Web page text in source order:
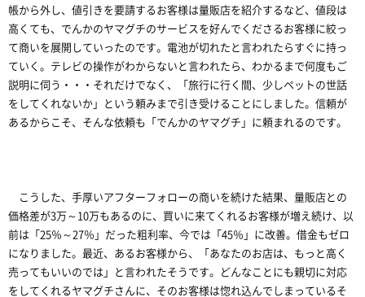
帳から外し、値引きを要請するお客様は量販店を紹介するなど、値段は
高くても、でんかのヤマグチのサービスを好んでくださるお客様に絞っ
て商いを展開していったのです。電池が切れたと言われたらすぐに持っ
ていく。テレビの操作がわからないと言われたら、わかるまで何度もご
説明に伺う・・・それだけでなく、「旅行に行く間、少しペットの世話
をしてくれないか」という頼みまで引き受けることにしました。信頼が
あるからこそ、そんな依頼も「でんかのヤマグチ」に頼まれるのです。
こうした、手厚いアフターフォローの商いを続けた結果、量販店との
価格差が3万～10万もあるのに、買いに来てくれるお客様が増え続け、以
前は「25％～27％」だった粗利率、今では「45％」に改善。借金もゼロ
になりました。最近、あるお客様から、「あなたのお店は、もっと高く
売ってもいいのでは」と言われたそうです。どんなことにも親切に対応
をしてくれるヤマグチさんに、そのお客様は惚れ込んでしまっているそ